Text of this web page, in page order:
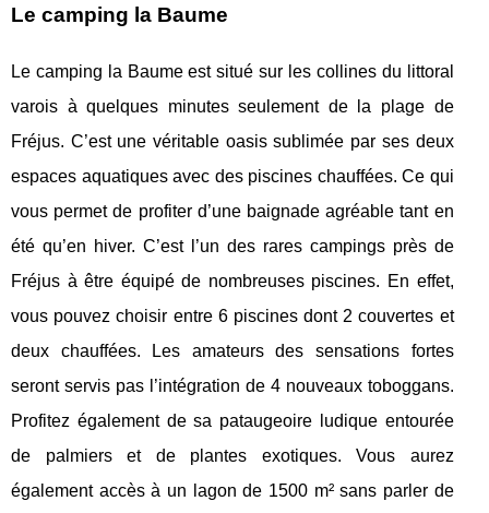
Le camping la Baume
Le camping la Baume est situé sur les collines du littoral
varois à quelques minutes seulement de la plage de
Fréjus. C’est une véritable oasis sublimée par ses deux
espaces aquatiques avec des piscines chauffées. Ce qui
vous permet de profiter d’une baignade agréable tant en
été qu’en hiver. C’est l’un des rares campings près de
Fréjus à être équipé de nombreuses piscines. En effet,
vous pouvez choisir entre 6 piscines dont 2 couvertes et
deux chauffées. Les amateurs des sensations fortes
seront servis pas l’intégration de 4 nouveaux toboggans.
Profitez également de sa pataugeoire ludique entourée
de palmiers et de plantes exotiques. Vous aurez
également accès à un lagon de 1500 m² sans parler de